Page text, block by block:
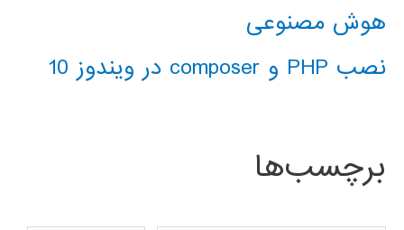
هوش مصنوعی
نصب PHP و composer در ویندوز 10
برچسب‌ها